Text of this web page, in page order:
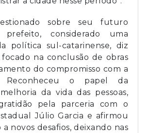
sobre seu futuro
considerado uma
política sul-catarinense, diz
na conclusão de obras
do compromisso com a
Reconheceu o papel da
da vida das pessoas,
pela parceria com o
Júlio Garcia e afirmou
novos desafios, deixando nas